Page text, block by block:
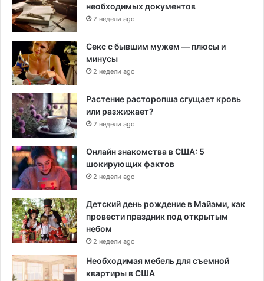
необходимых документов
2 недели ago
Секс с бывшим мужем — плюсы и
минусы
2 недели ago
Растение расторопша сгущает кровь
или разжижает?
2 недели ago
Онлайн знакомства в США: 5
шокирующих фактов
2 недели ago
Детский день рождение в Майами, как
провести праздник под открытым
небом
2 недели ago
Необходимая мебель для съемной
квартиры в США